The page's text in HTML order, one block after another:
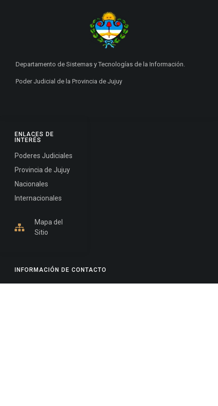
INFORMACIÓN DE CONTACTO
ENLACES DE
INTERÉS
Poderes Judiciales
Provincia de Jujuy
Nacionales
Internacionales
Mapa del
Sitio
Departamento de Sistemas y Tecnologías de la Información.
Poder Judicial de la Provincia de Jujuy